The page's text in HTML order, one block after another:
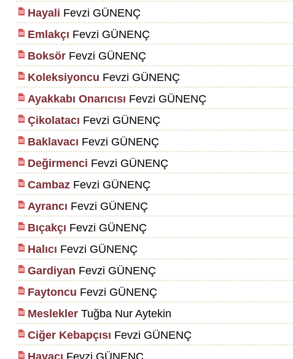
Hayali Fevzi GÜNENÇ
Emlakçı Fevzi GÜNENÇ
BoksörFevzi GÜNENÇ
Koleksiyoncu Fevzi GÜNENÇ
Ayakkabı Onarıcısı Fevzi GÜNENÇ
Çikolatacı Fevzi GÜNENÇ
Baklavacı Fevzi GÜNENÇ
Değirmenci Fevzi GÜNENÇ
CambazFevzi GÜNENÇ
Ayrancı Fevzi GÜNENÇ
Bıçakçı Fevzi GÜNENÇ
Halıcı Fevzi GÜNENÇ
Gardiyan Fevzi GÜNENÇ
Faytoncu Fevzi GÜNENÇ
MesleklerTuğba Nur Aytekin
Ciğer Kebapçısı Fevzi GÜNENÇ